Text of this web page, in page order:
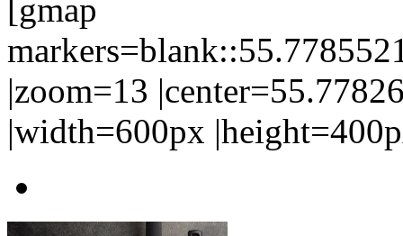
[gmap
|zoom=13
|width=600px